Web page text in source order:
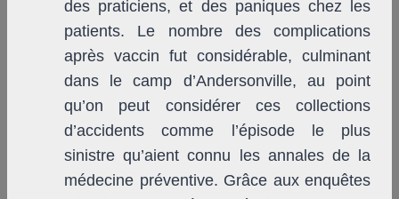
des praticiens, et des paniques chez les
patients. Le nombre des complications
après vaccin fut considérable, culminant
dans le camp d’Andersonville, au point
qu’on peut considérer ces collections
d’accidents comme l’épisode le plus
sinistre qu’aient connu les annales de la
médecine préventive. Grâce aux enquêtes